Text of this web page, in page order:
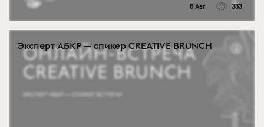
6 Авг 383
Эксперт АБКР — спикер CREATIVE BRUNCH